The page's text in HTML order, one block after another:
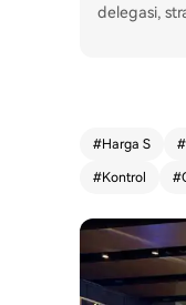
delegasi,
#Harga S #
#Kontrol #